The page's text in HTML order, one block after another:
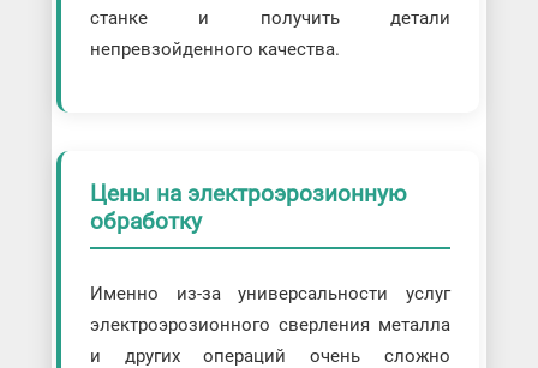
станке и получить детали
непревзойденного качества.
Цены на электроэрозионную
обработку
Именно из-за универсальности услуг
электроэрозионного сверления металла
и других операций очень сложно